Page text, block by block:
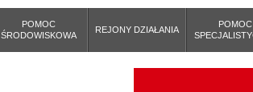
POMOC
ŚRODOWISKOWA
REJONY DZIAŁANIA
POMOC